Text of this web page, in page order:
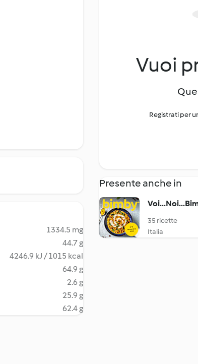
1334.5 mg
44.7 g
4246.9 kJ / 1015 kcal
64.9 g
2.6 g
25.9 g
62.4 g
Vuoi
Registrati per
Presente anche in
35 ricette
Italia